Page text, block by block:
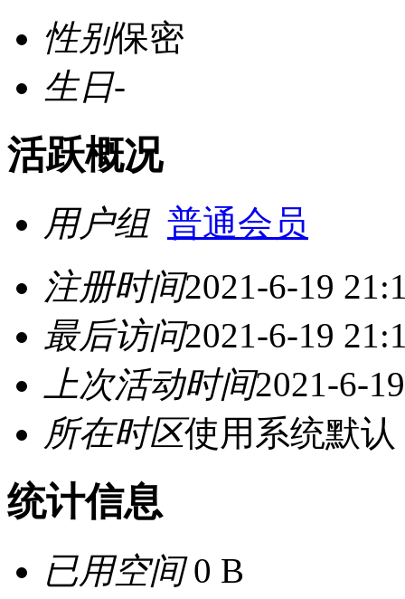
性别保密
生日-
活跃概况
用户组 普通会员
注册时间2021-6-19
最后访问2021-6-19
上次活动时间2021-6-
所在时区使用系统默认
统计信息
已用空间0 B